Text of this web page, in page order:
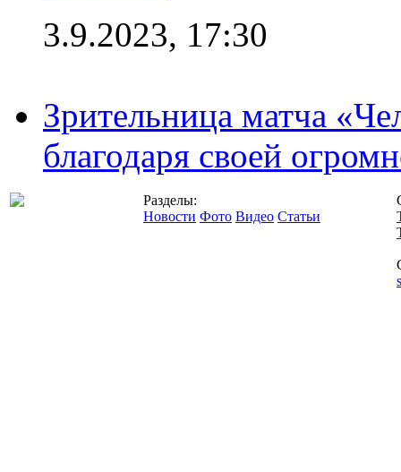
3.9.2023, 17:30
Зрительница матча
благодаря своей
Разделы:
Новости Фото Видео Статьи